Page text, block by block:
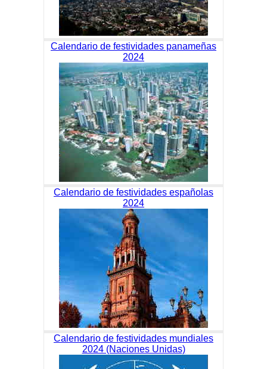
Calendario de festividades panameñas
2024
Calendario de festividades españolas
2024
Calendario de festividades mundiales
2024 (Naciones Unidas)